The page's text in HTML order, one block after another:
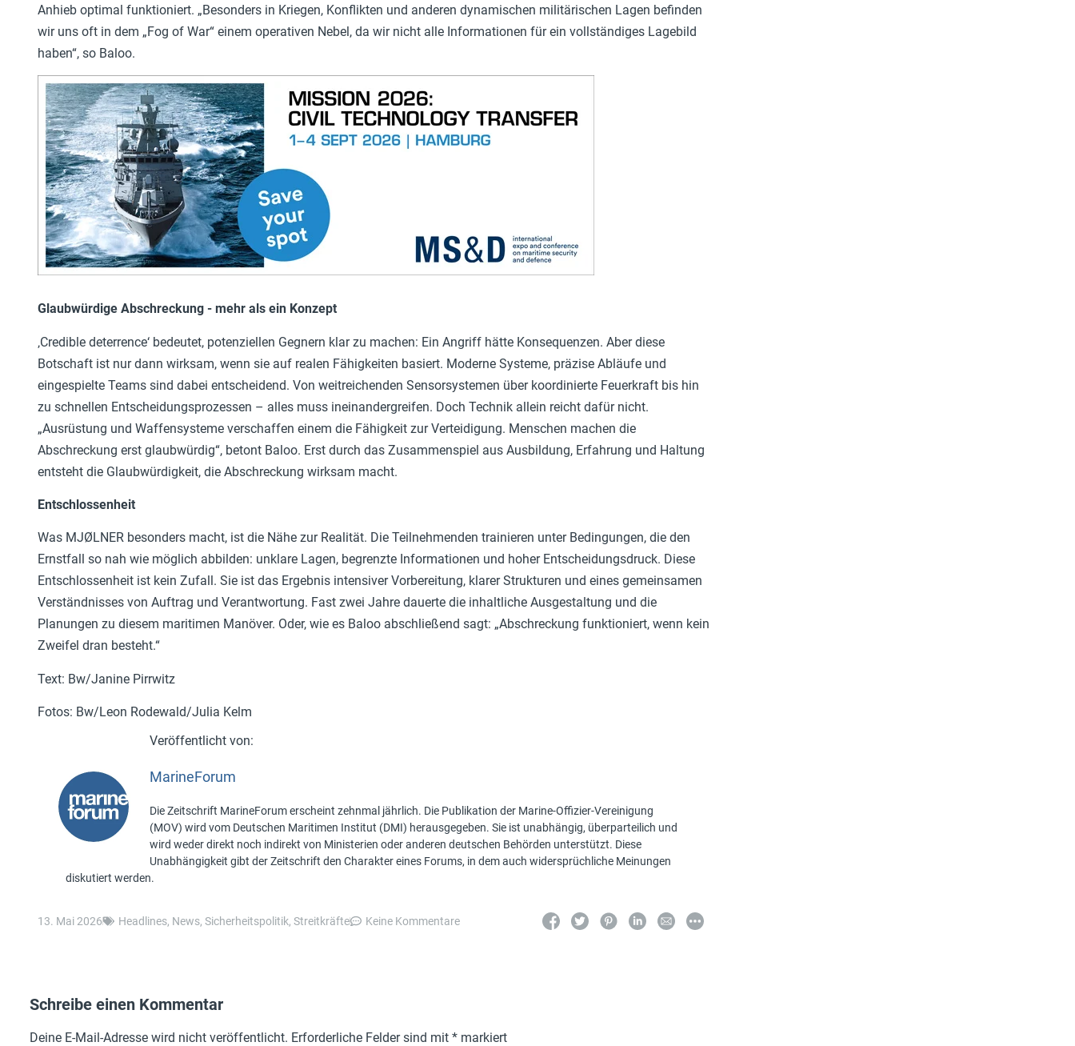
Anhieb optimal funktioniert. „Besonders in Kriegen, Konflikten und anderen dynamischen militärischen Lagen befinden
wir uns oft in dem „Fog of War“ einem operativen Nebel, da wir nicht alle Informationen für ein vollständiges Lagebild
haben“, so Baloo.
Glaubwürdige Abschreckung - mehr als ein Konzept
‚Credible deterrence‘ bedeutet, potenziellen Gegnern klar zu machen: Ein Angriff hätte Konsequenzen. Aber diese
Botschaft ist nur dann wirksam, wenn sie auf realen Fähigkeiten basiert. Moderne Systeme, präzise Abläufe und
eingespielte Teams sind dabei entscheidend. Von weitreichenden Sensorsystemen über koordinierte Feuerkraft bis hin
zu schnellen Entscheidungsprozessen – alles muss ineinandergreifen. Doch Technik allein reicht dafür nicht.
„Ausrüstung und Waffensysteme verschaffen einem die Fähigkeit zur Verteidigung. Menschen machen die
Abschreckung erst glaubwürdig“, betont Baloo. Erst durch das Zusammenspiel aus Ausbildung, Erfahrung und Haltung
entsteht die Glaubwürdigkeit, die Abschreckung wirksam macht.
Entschlossenheit
Was MJØLNER besonders macht, ist die Nähe zur Realität. Die Teilnehmenden trainieren unter Bedingungen, die den
Ernstfall so nah wie möglich abbilden: unklare Lagen, begrenzte Informationen und hoher Entscheidungsdruck. Diese
Entschlossenheit ist kein Zufall. Sie ist das Ergebnis intensiver Vorbereitung, klarer Strukturen und eines gemeinsamen
Verständnisses von Auftrag und Verantwortung. Fast zwei Jahre dauerte die inhaltliche Ausgestaltung und die
Planungen zu diesem maritimen Manöver. Oder, wie es Baloo abschließend sagt: „Abschreckung funktioniert, wenn kein
Zweifel dran besteht.“
Text: Bw/Janine Pirrwitz
Fotos: Bw/Leon Rodewald/Julia Kelm
MarineForum
Die Zeitschrift MarineForum erscheint zehnmal jährlich. Die Publikation der Marine-Offizier-Vereinigung
(MOV) wird vom Deutschen Maritimen Institut (DMI) herausgegeben. Sie ist unabhängig, überparteilich und
wird weder direkt noch indirekt von Ministerien oder anderen deutschen Behörden unterstützt. Diese
Unabhängigkeit gibt der Zeitschrift den Charakter eines Forums, in dem auch widersprüchliche Meinungen
diskutiert werden.
13. Mai 2026 Headlines, News, Sicherheitspolitik, Streitkräfte Keine Kommentare
Schreibe einen Kommentar
Deine E-Mail-Adresse wird nicht veröffentlicht. Erforderliche Felder sind mit * markiert